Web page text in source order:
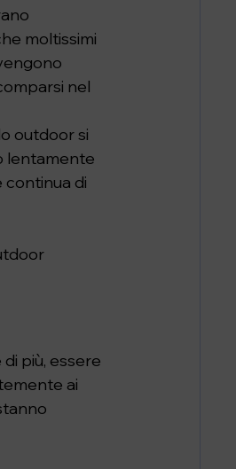
moltissimi
nel
outdoor si
lentamente
di
più, essere
ai